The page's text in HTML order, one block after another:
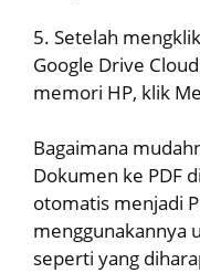
5. Setelah
Google Drive
memori HP, klik
Bagaimana
Dokumen ke PDF
otomatis menjadi
menggunakannya
seperti yang